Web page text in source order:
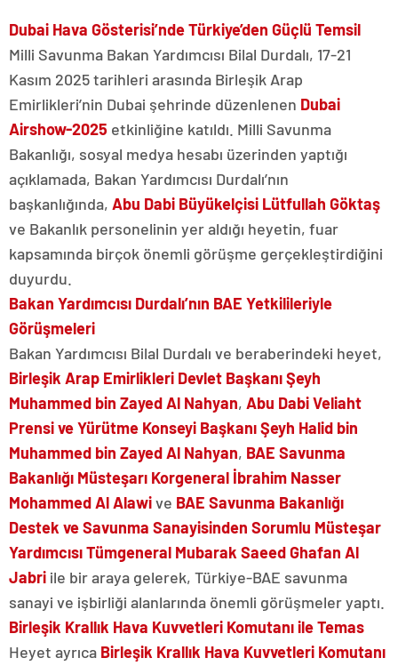
Dubai Hava Gösterisi’nde Türkiye’den Güçlü Temsil
Milli Savunma Bakan Yardımcısı Bilal Durdalı, 17-21
Kasım 2025 tarihleri arasında Birleşik Arap
Emirlikleri’nin Dubai şehrinde düzenlenen Dubai
Airshow-2025 etkinliğine katıldı. Milli Savunma
Bakanlığı, sosyal medya hesabı üzerinden yaptığı
açıklamada, Bakan Yardımcısı Durdalı’nın
başkanlığında, Abu Dabi Büyükelçisi Lütfullah Göktaş
ve Bakanlık personelinin yer aldığı heyetin, fuar
kapsamında birçok önemli görüşme gerçekleştirdiğini
duyurdu.
Bakan Yardımcısı Durdalı’nın BAE Yetkilileriyle
Görüşmeleri
Bakan Yardımcısı Bilal Durdalı ve beraberindeki heyet,
Birleşik Arap Emirlikleri Devlet Başkanı Şeyh
Muhammed bin Zayed Al Nahyan, Abu Dabi Veliaht
Prensi ve Yürütme Konseyi Başkanı Şeyh Halid bin
Muhammed bin Zayed Al Nahyan, BAE Savunma
Bakanlığı Müsteşarı Korgeneral İbrahim Nasser
Mohammed Al Alawive BAE Savunma Bakanlığı
Destek ve Savunma Sanayisinden Sorumlu Müsteşar
Yardımcısı Tümgeneral Mubarak Saeed Ghafan Al
Jabri ile bir araya gelerek, Türkiye-BAE savunma
sanayi ve işbirliği alanlarında önemli görüşmeler yaptı.
Birleşik Krallık Hava Kuvvetleri Komutanı ile Temas
Heyet ayrıca Birleşik Krallık Hava Kuvvetleri Komutanı